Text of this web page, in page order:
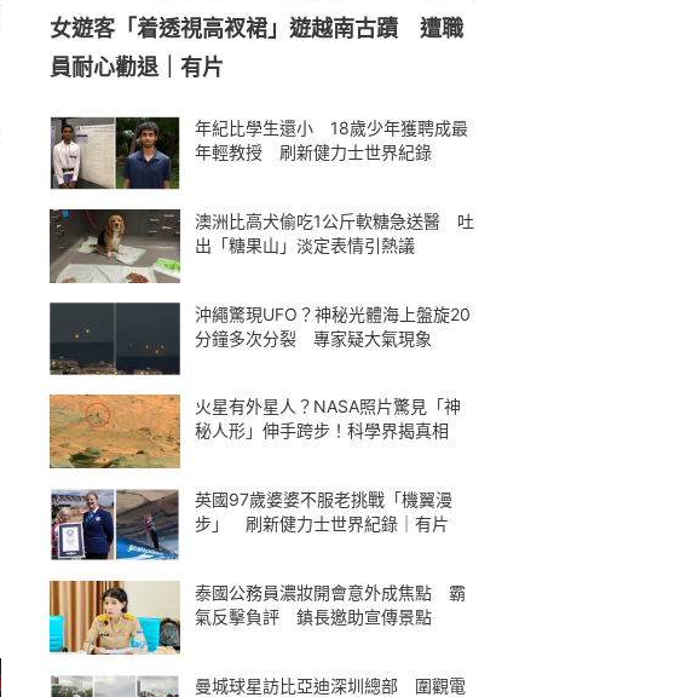
女遊客「着透視高衩裙」遊越南古蹟 遭職
員耐心勸退｜有片
年紀比學生還小 18歲少年獲聘成最
年輕教授 刷新健力士世界紀錄
澳洲比高犬偷吃1公斤軟糖急送醫 吐
出「糖果山」淡定表情引熱議
沖繩驚現UFO？神秘光體海上盤旋20
分鐘多次分裂 專家疑大氣現象
火星有外星人？NASA照片驚見「神
秘人形」伸手跨步！科學界揭真相
英國97歲婆婆不服老挑戰「機翼漫
步」 刷新健力士世界紀錄｜有片
泰國公務員濃妝開會意外成焦點 霸
氣反擊負評 鎮長邀助宣傳景點
曼城球星訪比亞迪深圳總部 圍觀電